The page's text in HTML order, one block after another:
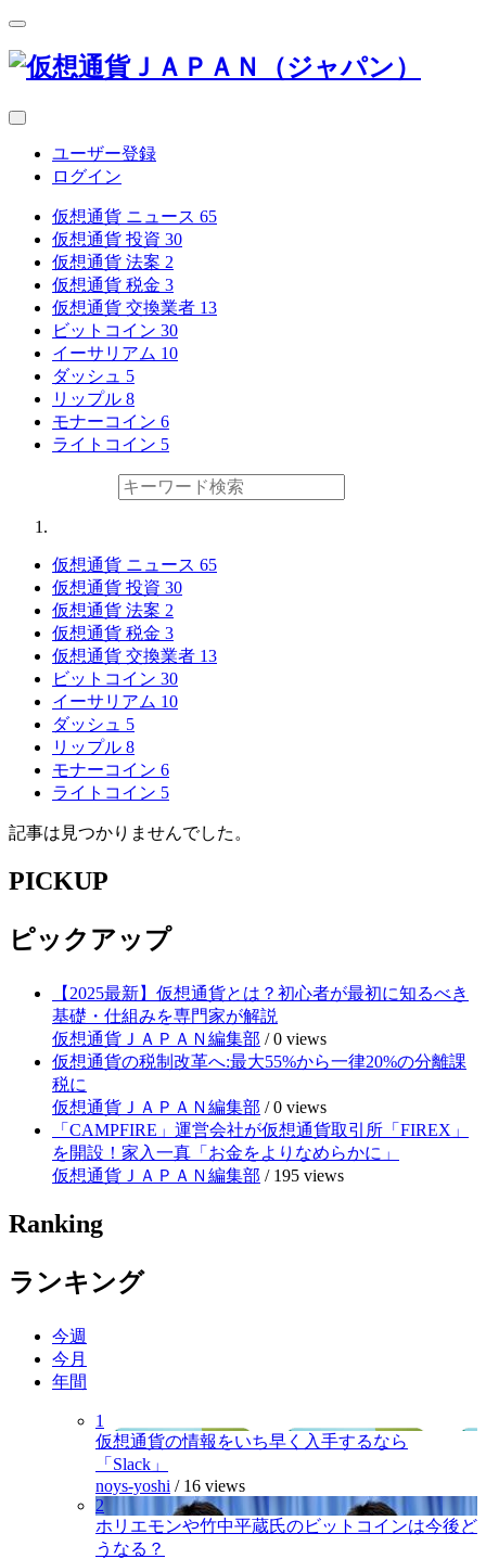
ユーザー登録
ログイン
仮想通貨 ニュース 65
仮想通貨 投資 30
仮想通貨 法案 2
仮想通貨 税金 3
仮想通貨 交換業者 13
ビットコイン 30
イーサリアム 10
ダッシュ 5
リップル 8
モナーコイン 6
ライトコイン 5
仮想通貨 ニュース 65
仮想通貨 投資 30
仮想通貨 法案 2
仮想通貨 税金 3
仮想通貨 交換業者 13
ビットコイン 30
イーサリアム 10
ダッシュ 5
リップル 8
モナーコイン 6
ライトコイン 5
記事は見つかりませんでした。
PICKUP
ピックアップ
【2025最新】仮想通貨とは？初心者が最初に知るべき
基礎・仕組みを専門家が解説
仮想通貨ＪＡＰＡＮ編集部 /0 views
仮想通貨の税制改革へ:最大55%から一律20%の分離課
税に
仮想通貨ＪＡＰＡＮ編集部 /0 views
「CAMPFIRE」運営会社が仮想通貨取引所「FIREX」
を開設！家入一真「お金をよりなめらかに」
仮想通貨ＪＡＰＡＮ編集部 / 195 views
Ranking
ランキング
今週
今月
年間
1
仮想通貨の情報をいち早く入手するなら
「Slack」
noys-yoshi / 16 views
2
ホリエモンや竹中平蔵氏のビットコインは今後ど
うなる？